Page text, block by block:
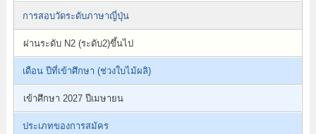
การสอบวัดระดับภาษาญี่ปุ่น
ผ่านระดับ N2 (ระดับ2)ขึ้นไป
เดือน ปีที่เข้าศึกษา (ช่วงใบไม้ผลิ)
เข้าศึกษา 2027 ปีเมษายน
ประเภทของการสมัคร